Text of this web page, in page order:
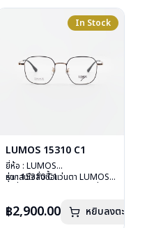
า
In Stock
LUMOS 15310 C1
ยี่ห้อ : LUMOS
รุ่น : 15310 C1
บานพับ : ไม่มีสปริง
หากสนใจสั่งชื้อแว่นตา LUMOS
฿2,900.00 หยิบลงตะกร้า